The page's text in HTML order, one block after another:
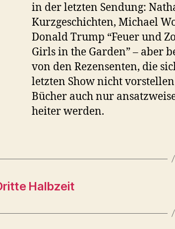
in der letzten Sendung:
Kurzgeschichten, Michael
Donald Trump “Feuer und
Girls in the Garden” – aber
von den Rezensenten, die
letzten Show nicht
Bücher auch nur
heiter werden.
Halbzeit